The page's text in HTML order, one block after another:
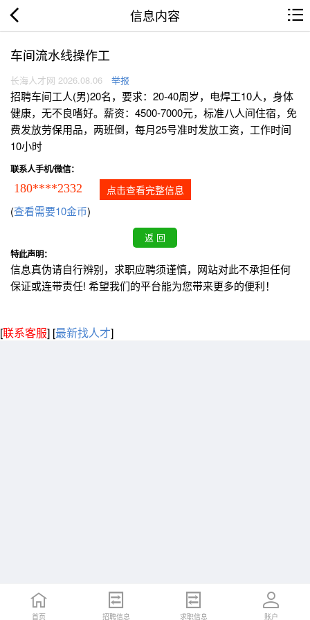
信息内容
车间流水线操作工
长海人才网 2026.08.06 举报
招聘车间工人(男)20名，要求：20-40周岁，电焊工10人，身体
健康，无不良嗜好。薪资：4500-7000元，标准八人间住宿，免
费发放劳保用品，两班倒，每月25号准时发放工资，工作时间
10小时
联系人手机/微信：
180****2332 点击查看完整信息
(查看需要10金币)
特此声明：
信息真伪请自行辨别，求职应聘须谨慎，网站对此不承担任何
保证或连带责任! 希望我们的平台能为您带来更多的便利！
[联系客服] [最新找人才]
首页 招聘信息 求职信息 账户